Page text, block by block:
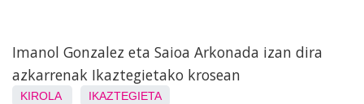
Imanol Gonzalez eta Saioa Arkonada izan dira
azkarrenak Ikaztegietako krosean
KIROLA IKAZTEGIETA